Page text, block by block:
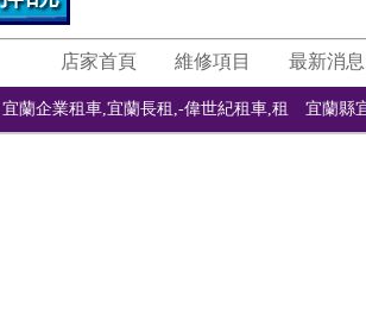
店家首頁 維修項目 最新消息
宜蘭企業租車,宜蘭長租,-偉世紀租車,租 宜蘭縣